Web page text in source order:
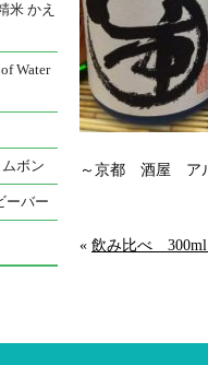
～京都 酒屋 ア
« 飲み比べ
米 かえ
Water
ボン
ーバー